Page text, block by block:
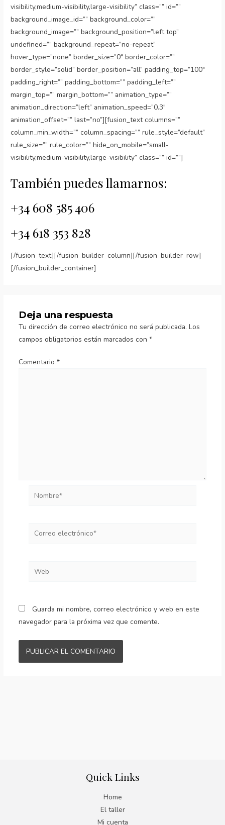
visibility,medium-visibility,large-visibility” class=”” id=””
background_image_id=”” background_color=””
background_image=”” background_position=”left top”
undefined=”” background_repeat=”no-repeat”
hover_type=”none” border_size=”0″ border_color=””
border_style=”solid” border_position=”all” padding_top=”100″
padding_right=”” padding_bottom=”” padding_left=””
margin_top=”” margin_bottom=”” animation_type=””
animation_direction=”left” animation_speed=”0.3″
animation_offset=”” last=”no”][fusion_text columns=””
column_min_width=”” column_spacing=”” rule_style=”default”
rule_size=”” rule_color=”” hide_on_mobile=”small-
visibility,medium-visibility,large-visibility” class=”” id=””]
También puedes llamarnos:
+34 608 585 406
+34 618 353 828
[/fusion_text][/fusion_builder_column][/fusion_builder_row]
[/fusion_builder_container]
Deja una respuesta
Tu dirección de correo electrónico no será publicada. Los
campos obligatorios están marcados con *
Comentario *
Nombre*
Correo
Web
Guarda mi nombre, correo electrónico y web en este
navegador para la próxima vez que comente.
Quick Links
Home
El taller
Mi cuenta